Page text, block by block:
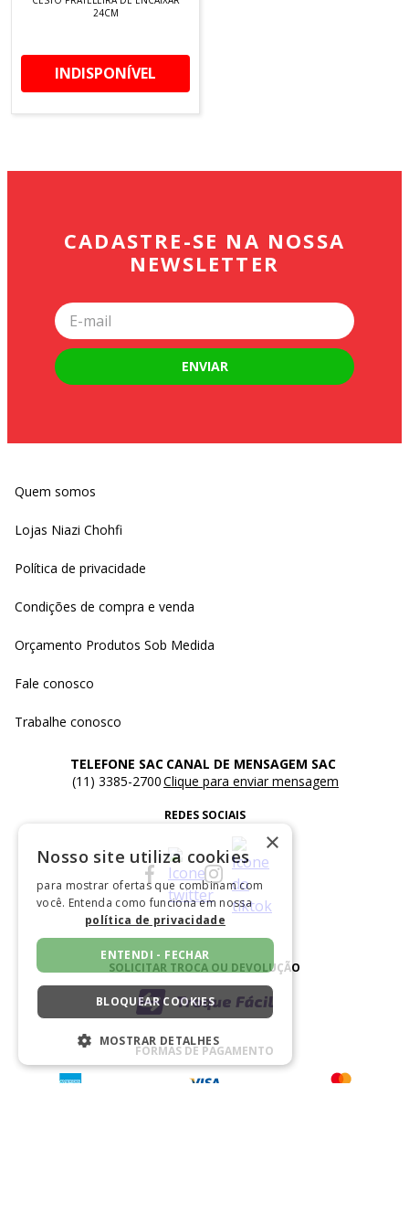
24CM
INDISPONÍVEL
CADASTRE-SE NA NOSSA
NEWSLETTER
ENVIAR
Quem somos
Lojas Niazi Chohfi
Política de privacidade
Condições de compra e venda
Orçamento Produtos Sob Medida
Fale conosco
Trabalhe conosco
TELEFONE SAC
(11) 3385-2700
CANAL DE MENSAGEM SAC
Clique para enviar mensagem
REDES SOCIAIS
SOLICITAR TROCA OU DEVOLUÇÃO
FORMAS DE PAGAMENTO
×
Nosso site utiliza cookies
para mostrar ofertas que combinam com
você. Entenda como funciona em nossa
política de privacidade
ENTENDI - FECHAR
BLOQUEAR COOKIES
MOSTRAR DETALHES
ESTRITAMENTE NECESSÁRIOS